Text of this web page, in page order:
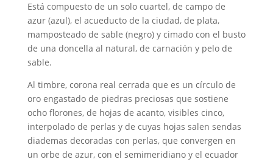
Está compuesto de un solo cuartel, de campo de
azur (azul), el acueducto de la ciudad, de plata,
mamposteado de sable (negro) y cimado con el busto
de una doncella al natural, de carnación y pelo de
sable.
Al timbre, corona real cerrada que es un círculo de
oro engastado de piedras preciosas que sostiene
ocho florones, de hojas de acanto, visibles cinco,
interpolado de perlas y de cuyas hojas salen sendas
diademas decoradas con perlas, que convergen en
un orbe de azur, con el semimeridiano y el ecuador